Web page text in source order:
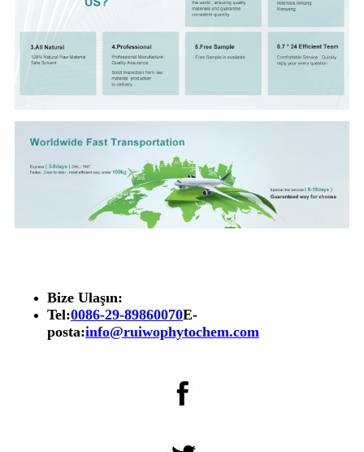
Bize Ulaşın:
Tel:0086-29-89860070E-
posta:info@ruiwophytochem.com